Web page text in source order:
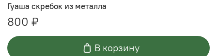
Гуаша скребок из металла
800 ₽
В корзину